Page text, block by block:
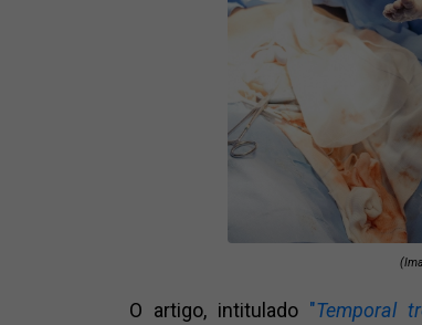
O artigo, intitulado "Temporal